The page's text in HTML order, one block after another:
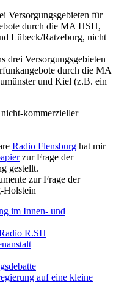
Versorgungsgebieten für
durch die MA HSH,
Lübeck/Ratzeburg, nicht
drei Versorgungsgebieten
durch die MA
und Kiel (z.B. ein
kommerzieller
Radio Flensburg hat mir
zur Frage der
gestellt.
zur Frage der
Holstein
im Innen- und
R.SH
auf eine kleine